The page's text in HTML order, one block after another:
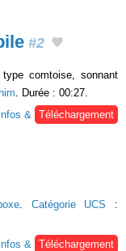
#2
comtoise, sonnant
. Durée : 00:27.
&
Téléchargement
Catégorie UCS :
&
Téléchargement